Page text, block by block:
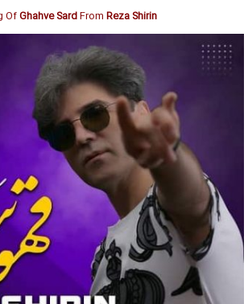
OfGhahve SardFrom Reza Shirin